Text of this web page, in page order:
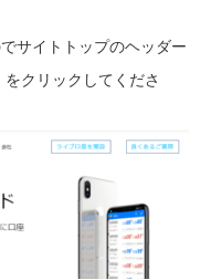
サイトトップのヘッダー
クリックしてくださ